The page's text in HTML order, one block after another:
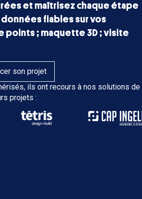
et maîtrisez chaque étape
fiables sur vos
points ; maquette 3D ; visite
son projet
ils ont recours à nos solutions de
projets :